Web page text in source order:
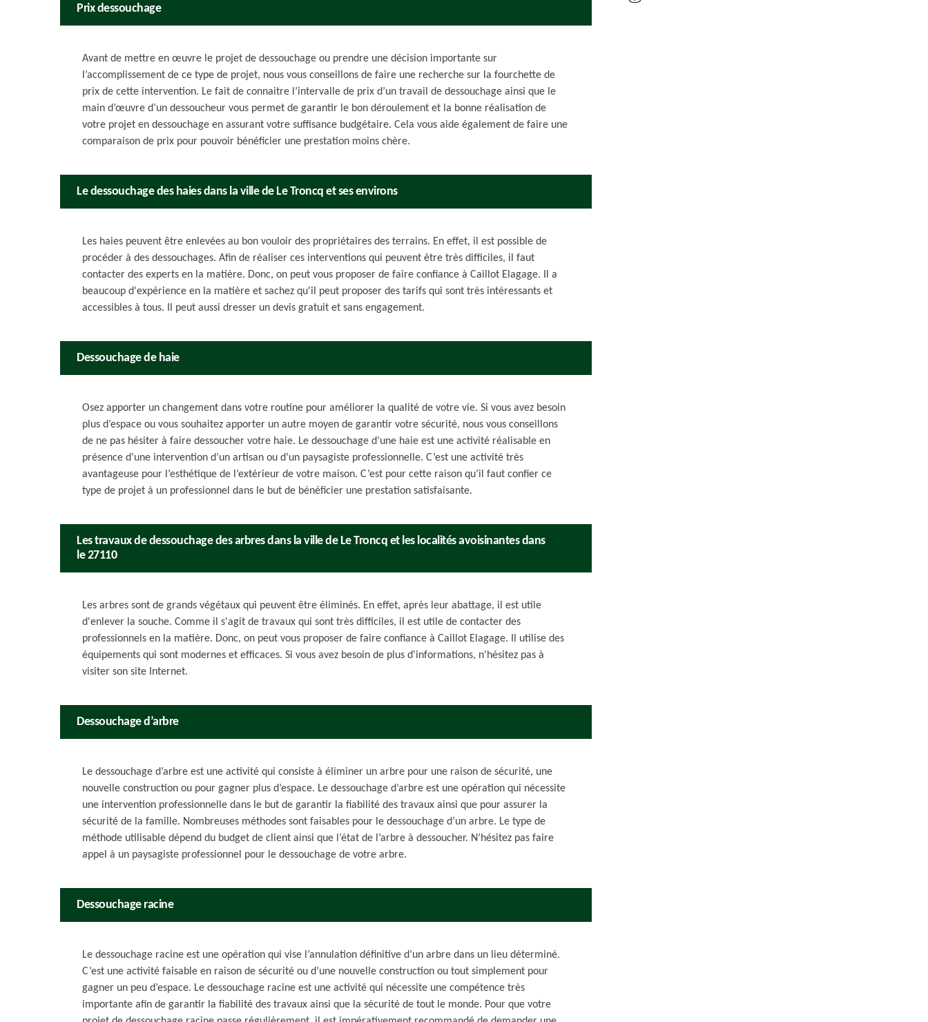
Prix dessouchage
Avant de mettre en œuvre le projet de dessouchage ou prendre une décision importante sur
l’accomplissement de ce type de projet, nous vous conseillons de faire une recherche sur la fourchette de
prix de cette intervention. Le fait de connaitre l’intervalle de prix d’un travail de dessouchage ainsi que le
main d’œuvre d’un dessoucheur vous permet de garantir le bon déroulement et la bonne réalisation de
votre projet en dessouchage en assurant votre suffisance budgétaire. Cela vous aide également de faire une
comparaison de prix pour pouvoir bénéficier une prestation moins chère.
Le dessouchage des haies dans la ville de Le Troncq et ses environs
Les haies peuvent être enlevées au bon vouloir des propriétaires des terrains. En effet, il est possible de
procéder à des dessouchages. Afin de réaliser ces interventions qui peuvent être très difficiles, il faut
contacter des experts en la matière. Donc, on peut vous proposer de faire confiance à Caillot Elagage. Il a
beaucoup d'expérience en la matière et sachez qu'il peut proposer des tarifs qui sont très intéressants et
accessibles à tous. Il peut aussi dresser un devis gratuit et sans engagement.
Dessouchage de haie
Osez apporter un changement dans votre routine pour améliorer la qualité de votre vie. Si vous avez besoin
plus d’espace ou vous souhaitez apporter un autre moyen de garantir votre sécurité, nous vous conseillons
de ne pas hésiter à faire dessoucher votre haie. Le dessouchage d’une haie est une activité réalisable en
présence d’une intervention d’un artisan ou d’un paysagiste professionnelle. C’est une activité très
avantageuse pour l’esthétique de l’extérieur de votre maison. C’est pour cette raison qu’il faut confier ce
type de projet à un professionnel dans le but de bénéficier une prestation satisfaisante.
Les travaux de dessouchage des arbres dans la ville de Le Troncq et les localités avoisinantes dans
le 27110
Les arbres sont de grands végétaux qui peuvent être éliminés. En effet, après leur abattage, il est utile
d'enlever la souche. Comme il s'agit de travaux qui sont très difficiles, il est utile de contacter des
professionnels en la matière. Donc, on peut vous proposer de faire confiance à Caillot Elagage. Il utilise des
équipements qui sont modernes et efficaces. Si vous avez besoin de plus d'informations, n'hésitez pas à
visiter son site Internet.
Dessouchage d’arbre
Le dessouchage d’arbre est une activité qui consiste à éliminer un arbre pour une raison de sécurité, une
nouvelle construction ou pour gagner plus d’espace. Le dessouchage d’arbre est une opération qui nécessite
une intervention professionnelle dans le but de garantir la fiabilité des travaux ainsi que pour assurer la
sécurité de la famille. Nombreuses méthodes sont faisables pour le dessouchage d’un arbre. Le type de
méthode utilisable dépend du budget de client ainsi que l’état de l’arbre à dessoucher. N’hésitez pas faire
appel à un paysagiste professionnel pour le dessouchage de votre arbre.
Dessouchage racine
Le dessouchage racine est une opération qui vise l’annulation définitive d’un arbre dans un lieu déterminé.
C’est une activité faisable en raison de sécurité ou d’une nouvelle construction ou tout simplement pour
gagner un peu d’espace. Le dessouchage racine est une activité qui nécessite une compétence très
importante afin de garantir la fiabilité des travaux ainsi que la sécurité de tout le monde. Pour que votre